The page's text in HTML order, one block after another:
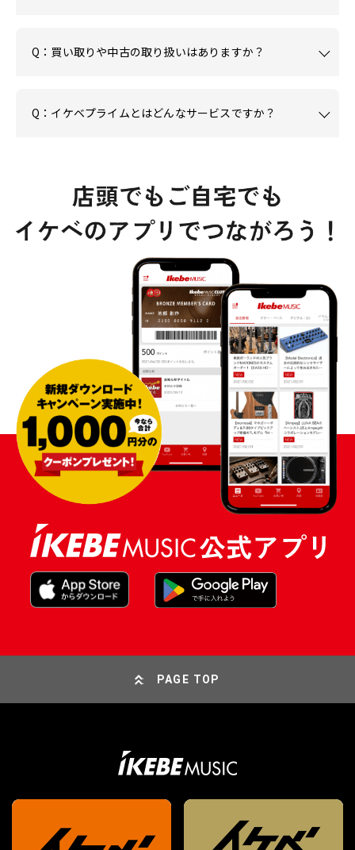
Q：買い取りや中古の取り扱いはありますか？
Q：イケベプライムとはどんなサービスですか？
PAGE TOP